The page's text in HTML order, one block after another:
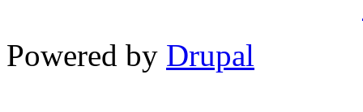
Powered by Drupal